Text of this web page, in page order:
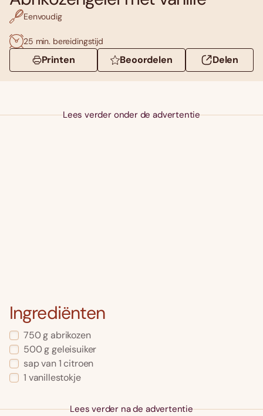
Eenvoudig
25 min. bereidingstijd
Printen Beoordelen Delen
Lees verder onder de advertentie
Ingrediënten
750 g abrikozen
500 g geleisuiker
sap van 1 citroen
1 vanillestokje
Lees verder na de advertentie